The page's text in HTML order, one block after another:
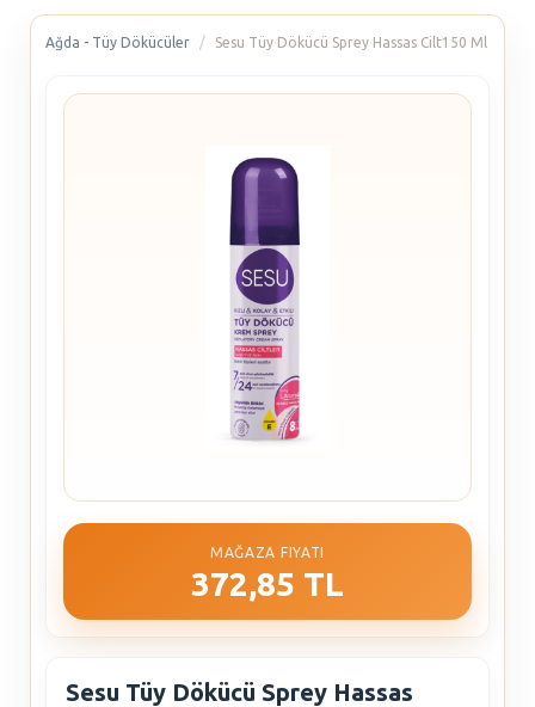
Ağda - Tüy Dökücüler Sesu Tüy Dökücü Sprey Hassas Cilt150 Ml
MAĞAZA FIYATI
372,85 TL
Sesu Tüy Dökücü Sprey Hassas